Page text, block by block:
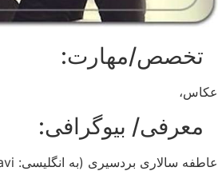
تخصص/مهارت:
عکاس،
معرفی/ بیوگرافی: